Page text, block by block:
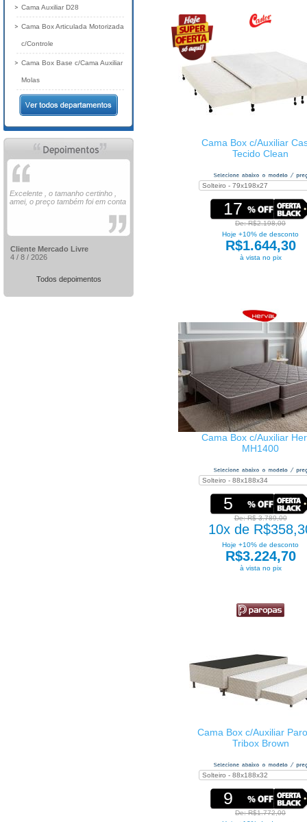
Cama Box c/Auxiliar
Tecido Clean
17
De: R$2.198,00
Hoje +10% de desconto
R$1.644,30
à vista no pix
Cama Box c/Auxiliar
MH1400
5
De: R$ 3.789,00
10x de
Hoje +10% de desconto
R$3.224,70
à vista no pix
Cama Box c/Auxiliar
Tribox Brown
9
De: R$1.772,00
Cama Auxiliar D28
Cama Box Articulada Motorizada
c/Controle
Cama Box Base c/Cama Auxiliar
Molas
Excelente , o tamanho certinho ,
amei, o preço também foi em conta
Cliente Mercado Livre
4 / 8 / 2026
Todos depoimentos